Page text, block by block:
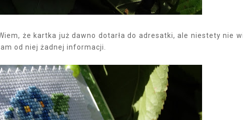
że kartka już dawno dotarła do adresatki, ale niestety nie
od niej żadnej informacji.